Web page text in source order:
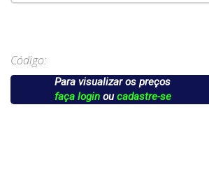
Código:
Para visualizar os preços
faça loginoucadastre-se